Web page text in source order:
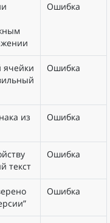
Ошибка
ячейки
Ошибка
из
Ошибка
текст
Ошибка
Ошибка